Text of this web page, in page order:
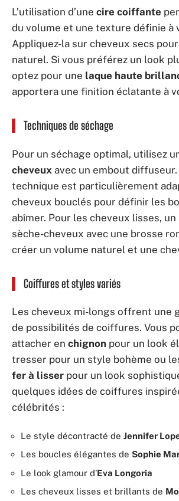
L’utilisation d’une cire coiffante
du volume et une texture définie à
Appliquez-la sur cheveux secs
naturel. Si vous préférez un look
optez pour une laque haute
apportera une finition éclatante à
Techniques de séchage
Pour un séchage optimal, utilisez
cheveux avec un embout
technique est particulièrement
cheveux bouclés pour définir les
abîmer. Pour les cheveux lisses, un
sèche-cheveux avec une brosse
créer un volume naturel et une
Coiffures et styles variés
Les cheveux mi-longs offrent une
de possibilités de coiffures. Vous
attacher en chignon pour un look
tresser pour un style bohème ou
fer à lisser pour un look
quelques idées de coiffures
célébrités :
Le style décontracté de Jennifer
Les boucles élégantes de Sophie
Le look glamour d’Eva Longoria
Les cheveux lisses et brillants de